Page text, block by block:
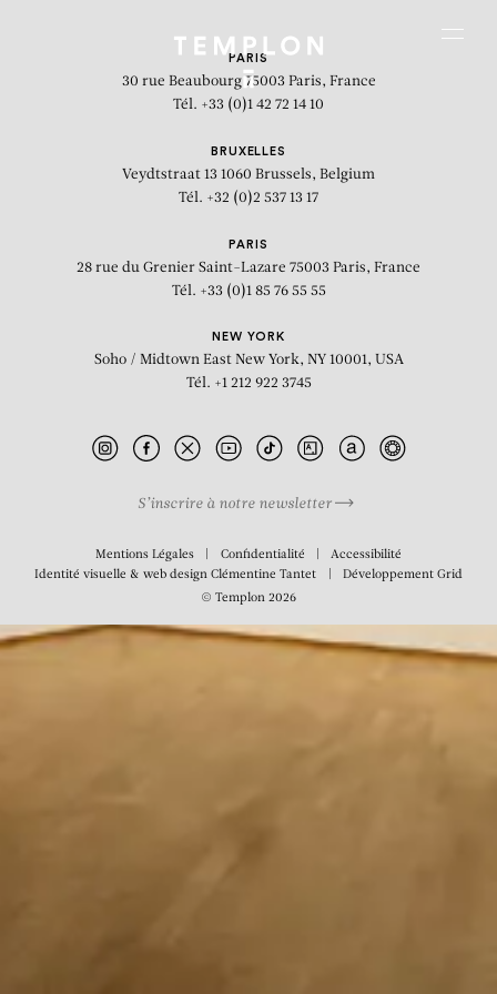
PARIS
30 rue Beaubourg 75003 Paris, France
Tél. +33 (0)1 42 72 14 10
BRUXELLES
Veydtstraat 13 1060 Brussels, Belgium
Tél. +32 (0)2 537 13 17
PARIS
28 rue du Grenier Saint-Lazare 75003 Paris, France
Tél. +33 (0)1 85 76 55 55
NEW YORK
Soho / Midtown East New York, NY 10001, USA
Tél. +1 212 922 3745
S’inscrire à notre newsletter
Mentions Légales Confidentialité
Accessibilité
Identité visuelle & web designClémentine Tantet Développement Grid
© Templon 2026